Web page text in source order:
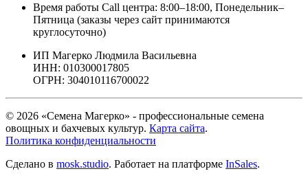
Время работы Call центра: 8:00–18:00, Понедельник–
Пятница (заказы через сайт принимаются
круглосуточно)
ИП Магерко Людмила Васильевна
ИНН: 010300017805
ОГРН: 304010116700022
© 2026 «Семена Магерко» - профессиональные семена
овощных и бахчевых культур. Карта сайта.
Политика конфиденциальности
Сделано в mosk.studio. Работает на платформе InSales.